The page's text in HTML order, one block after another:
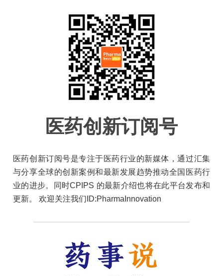
医药创新订阅号
医药创新订阅号是专注于医药行业的新媒体，通过汇集
与分享全球的创新案例和最新发展趋势推动全国医药行
业的进步。同时CPIPS 的最新介绍也将在此平台发布和
更新。 欢迎关注我们ID:PharmaInnovation